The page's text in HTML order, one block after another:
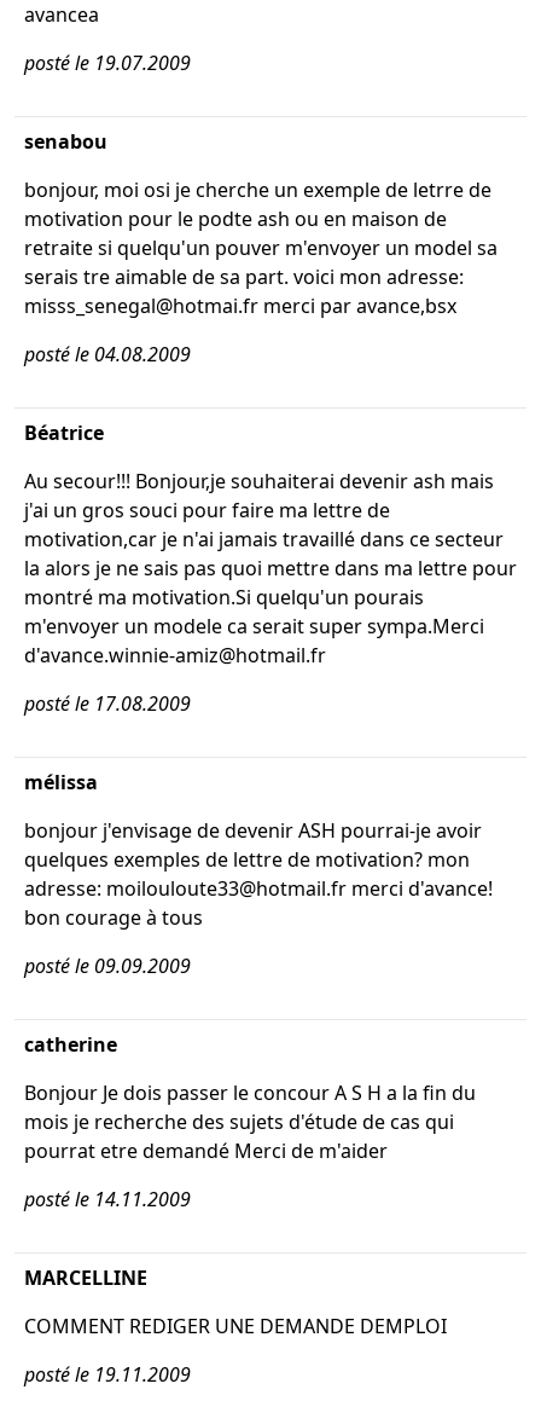
avancea
posté le 19.07.2009
senabou
bonjour, moi osi je cherche un exemple de letrre de
motivation pour le podte ash ou en maison de
retraite si quelqu'un pouver m'envoyer un model sa
serais tre aimable de sa part. voici mon adresse:
misss_senegal@hotmai.fr merci par avance,bsx
posté le 04.08.2009
Béatrice
Au secour!!! Bonjour,je souhaiterai devenir ash mais
j'ai un gros souci pour faire ma lettre de
motivation,car je n'ai jamais travaillé dans ce secteur
la alors je ne sais pas quoi mettre dans ma lettre pour
montré ma motivation.Si quelqu'un pourais
m'envoyer un modele ca serait super sympa.Merci
d'avance.winnie-amiz@hotmail.fr
posté le 17.08.2009
mélissa
bonjour j'envisage de devenir ASH pourrai-je avoir
quelques exemples de lettre de motivation? mon
adresse: moilouloute33@hotmail.fr merci d'avance!
bon courage à tous
posté le 09.09.2009
catherine
Bonjour Je dois passer le concour A S H a la fin du
mois je recherche des sujets d'étude de cas qui
pourrat etre demandé Merci de m'aider
posté le 14.11.2009
MARCELLINE
COMMENT REDIGER UNE DEMANDE DEMPLOI
posté le 19.11.2009